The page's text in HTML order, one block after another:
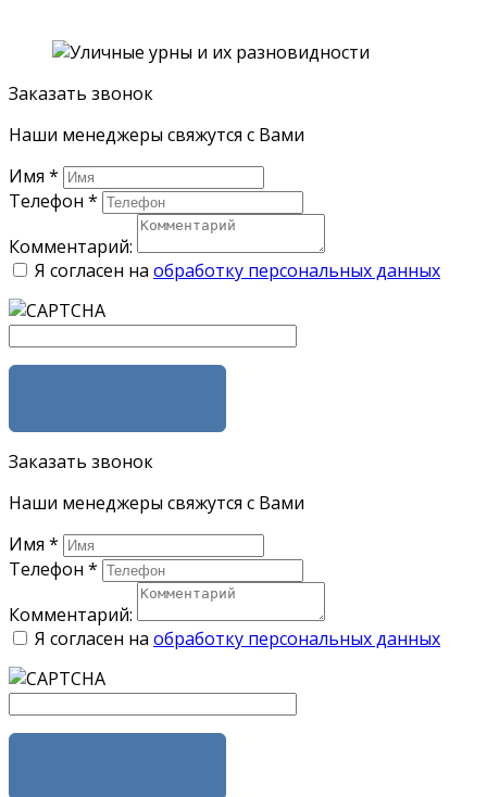
Заказать звонок
Наши менеджеры свяжутся с Вами
Имя *
Телефон *
Комментарий:
Я согласен на обработку персональных данных
Заказать звонок
Наши менеджеры свяжутся с Вами
Имя *
Телефон *
Комментарий:
Я согласен на обработку персональных данных